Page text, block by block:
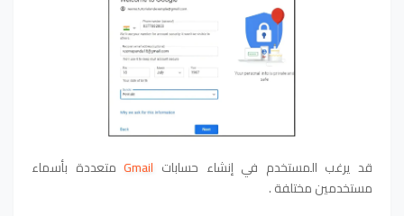
قد يرغب المستخدم في إنشاء حسابات Gmailمتعددة بأسماء
مستخدمين مختلفة .